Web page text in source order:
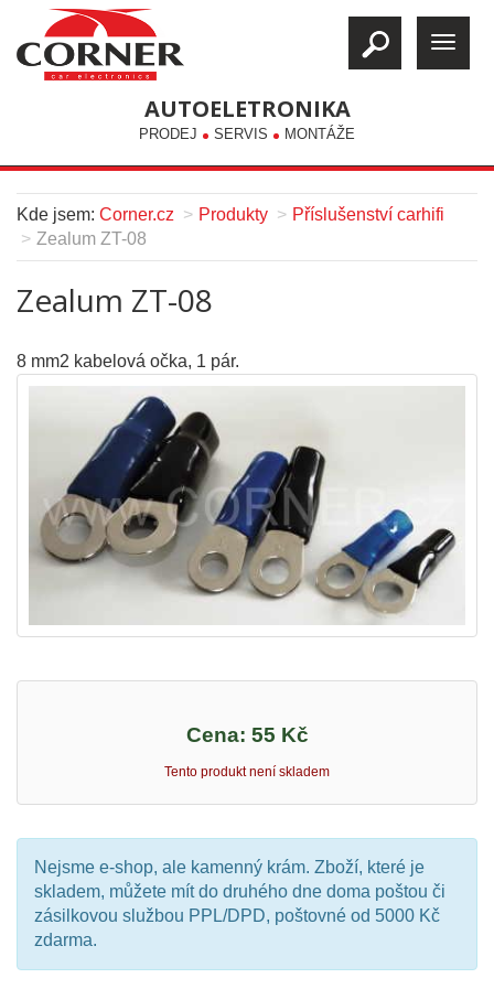
AUTOELETRONIKA
PRODEJ SERVIS MONTÁŽE
Kde jsem: Corner.cz Produkty
Příslušenství carhifi
Zealum ZT-08
Zealum ZT-08
8 mm2 kabelová očka, 1 pár.
Cena: 55 Kč
Tento produkt není skladem
Nejsme e-shop, ale kamenný krám. Zboží, které je
skladem, můžete mít do druhého dne doma poštou či
zásilkovou službou PPL/DPD, poštovné od 5000 Kč
zdarma.